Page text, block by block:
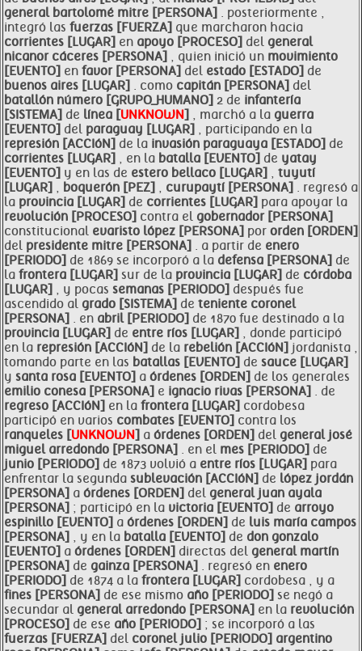
general bartolomé mitre [PERSONA] . posteriormente ,
integró las fuerzas [FUERZA] que marcharon hacia
corrientes [LUGAR] en apoyo [PROCESO] del general
nicanor cáceres [PERSONA] , quien inició un movimiento
[EVENTO] en favor [PERSONA] del estado [ESTADO] de
buenos aires [LUGAR] . como capitán [PERSONA] del
batallón número [GRUPO_HUMANO] 2 de infantería
[SISTEMA] de línea [UNKNOWN] , marchó a la guerra
[EVENTO] del paraguay [LUGAR] , participando en la
represión [ACCIóN] de la invasión paraguaya [ESTADO] de
corrientes [LUGAR] , en la batalla [EVENTO] de yatay
[EVENTO] y en las de estero bellaco [LUGAR] , tuyutí
[LUGAR] , boquerón [PEZ] , curupaytí [PERSONA] . regresó a
la provincia [LUGAR] de corrientes [LUGAR] para apoyar la
revolución [PROCESO] contra el gobernador [PERSONA]
constitucional evaristo lópez [PERSONA] por orden [ORDEN]
del presidente mitre [PERSONA] . a partir de enero
[PERIODO] de 1869 se incorporó a la defensa [PERSONA] de
la frontera [LUGAR] sur de la provincia [LUGAR] de córdoba
[LUGAR] , y pocas semanas [PERIODO] después fue
ascendido al grado [SISTEMA] de teniente coronel
[PERSONA] . en abril [PERIODO] de 1870 fue destinado a la
provincia [LUGAR] de entre ríos [LUGAR] , donde participó
en la represión [ACCIóN] de la rebelión [ACCIóN] jordanista ,
tomando parte en las batallas [EVENTO] de sauce [LUGAR]
y santa rosa [EVENTO] a órdenes [ORDEN] de los generales
emilio conesa [PERSONA] e ignacio rivas [PERSONA] . de
regreso [ACCIóN] en la frontera [LUGAR] cordobesa
participó en varios combates [EVENTO] contra los
ranqueles [UNKNOWN] a órdenes [ORDEN] del general josé
miguel arredondo [PERSONA] . en el mes [PERIODO] de
junio [PERIODO] de 1873 volvió a entre ríos [LUGAR] para
enfrentar la segunda sublevación [ACCIóN] de lópez jordán
[PERSONA] a órdenes [ORDEN] del general juan ayala
[PERSONA] ; participó en la victoria [EVENTO] de arroyo
espinillo [EVENTO] a órdenes [ORDEN] de luis maría campos
[PERSONA] , y en la batalla [EVENTO] de don gonzalo
[EVENTO] a órdenes [ORDEN] directas del general martín
[PERSONA] de gainza [PERSONA] . regresó en enero
[PERIODO] de 1874 a la frontera [LUGAR] cordobesa , y a
fines [PERSONA] de ese mismo año [PERIODO] se negó a
secundar al general arredondo [PERSONA] en la revolución
[PROCESO] de ese año [PERIODO] ; se incorporó a las
fuerzas [FUERZA] del coronel julio [PERIODO] argentino